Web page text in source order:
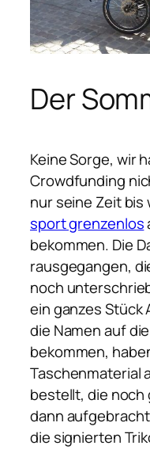
Der
Keine Sorge, wir
Crowdfunding
nur seine Zeit
sport grenzenlos
bekommen. Die
rausgegangen,
noch
ein ganzes Stück
die Namen auf
bekommen,
Taschenmaterial
bestellt, die
dann
die signierten